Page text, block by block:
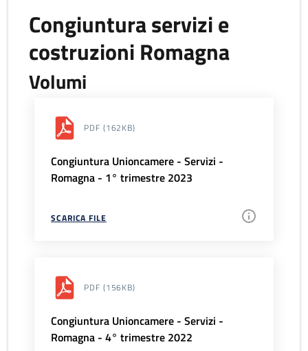
Congiuntura servizi e
costruzioni Romagna
Volumi
PDF (162KB)
Congiuntura Unioncamere - Servizi -
Romagna - 1° trimestre 2023
SCARICA FILE
PDF (156KB)
Congiuntura Unioncamere - Servizi -
Romagna - 4° trimestre 2022